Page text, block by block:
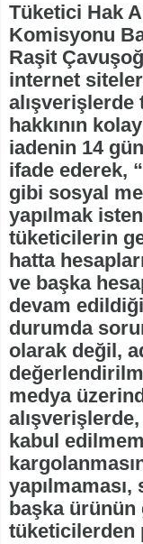
Tüketici Hak
Komisyonu
Raşit
internet
hakkının
iadenin 14
ifade ederek,
gibi sosyal
yapılmak
tüketicilerin
hatta
ve başka
devam
durumda
olarak değil,
medya
kabul
başka
tüketicilerden